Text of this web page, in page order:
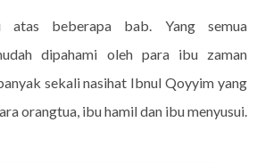
beberapa bab. Yang semua
dipahami oleh para ibu zaman
sekali nasihat Ibnul Qoyyim yang
orangtua, ibu hamil dan ibu menyusui.